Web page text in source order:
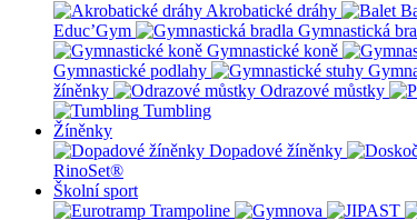
Akrobatické dráhy
Educ’Gym
Gymnastická
Gymnastické koně
Gymnastické podlahy
žíněnky
Odrazové můstky
Tumbling
Žíněnky
Dopadové žíněnky
RinoSet®
Školní sport